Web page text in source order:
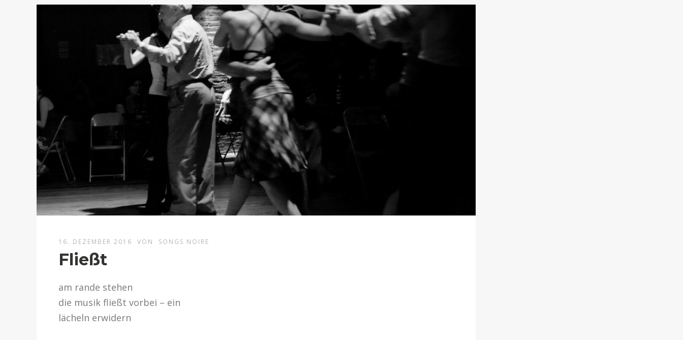
16. DEZEMBER 2016 VON SONGS NOIRE
Fließt
am rande stehen
die musik fließt vorbei – ein
lächeln erwidern